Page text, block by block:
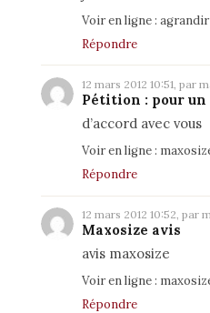
Voir en ligne :
Répondre
12 mars 2012 10:51, par
Pétition : pour
d’accord avec vous
Voir en ligne :
Répondre
12 mars 2012 10:52, par
Maxosize avis
avis maxosize
Voir en ligne :
Répondre